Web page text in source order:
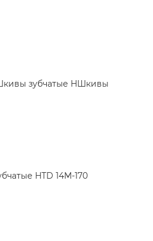
зубчатые HШкивы
HTD 14M-170